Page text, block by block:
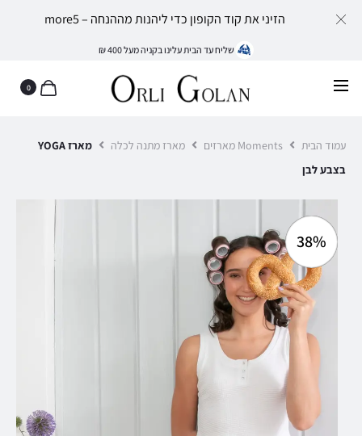
שליח עד הבית עלינו בקניה מעל 400 ₪
0
עמוד הבית Moments מארזים מארז מתנה לכלה
מארז YOGA
בצבע לבן
38%
הזיני את קוד הקופון כדי ליהנות מההנחה – more5